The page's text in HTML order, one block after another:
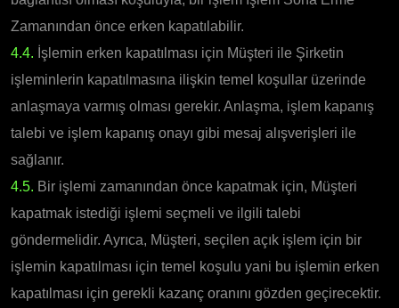
Zamanından önce erken kapatılabilir.
4.4. İşlemin erken kapatılması için Müşteri ile Şirketin
işleminlerin kapatılmasına ilişkin temel koşullar üzerinde
anlaşmaya varmış olması gerekir. Anlaşma, işlem kapanış
talebi ve işlem kapanış onayı gibi mesaj alışverişleri ile
sağlanır.
4.5. Bir işlemi zamanından önce kapatmak için, Müşteri
kapatmak istediği işlemi seçmeli ve ilgili talebi
göndermelidir. Ayrıca, Müşteri, seçilen açık işlem için bir
işlemin kapatılması için temel koşulu yani bu işlemin erken
kapatılması için gerekli kazanç oranını gözden geçirecektir.